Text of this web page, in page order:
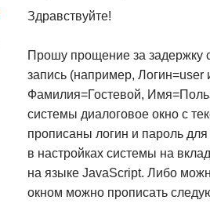
Здравствуйте!
Прошу прощение за задержку
запись (например,
Фамилия=Гостевой,
системы диалоговое окно с
прописаны логин и пароль для
в настройках системы на
на языке JavaScript. Либо
окном можно прописать